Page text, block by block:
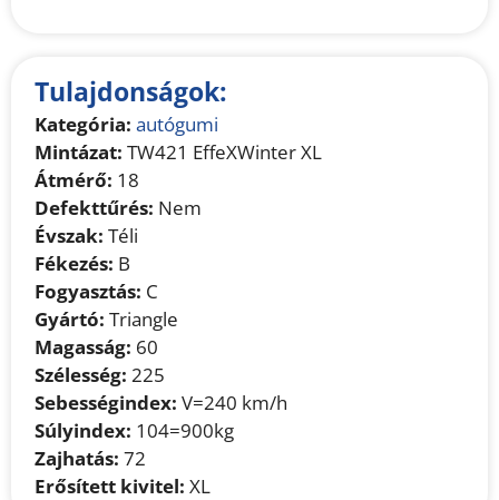
Tulajdonságok:
Kategória: autógumi
Mintázat: TW421 EffeXWinter XL
Átmérő: 18
Defekttűrés: Nem
Évszak: Téli
Fékezés: B
Fogyasztás: C
Gyártó: Triangle
Magasság: 60
Szélesség: 225
Sebességindex: V=240 km/h
Súlyindex: 104=900kg
Zajhatás: 72
Erősített kivitel: XL